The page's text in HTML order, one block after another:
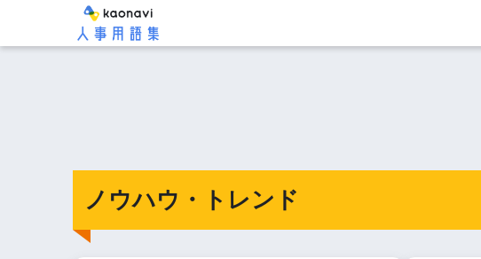
ノウハウ・トレンド